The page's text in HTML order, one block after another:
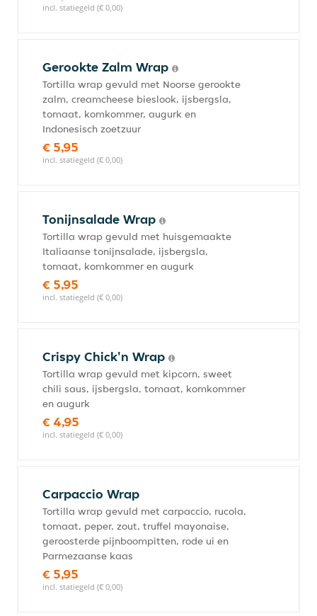
incl. statiegeld (€ 0,00)
Gerookte Zalm Wrap
Tortilla wrap gevuld met Noorse gerookte
zalm, creamcheese bieslook, ijsbergsla,
tomaat, komkommer, augurk en
Indonesisch zoetzuur
€ 5,95
incl. statiegeld (€ 0,00)
Tonijnsalade Wrap
Tortilla wrap gevuld met huisgemaakte
Italiaanse tonijnsalade, ijsbergsla,
tomaat, komkommer en augurk
€ 5,95
incl. statiegeld (€ 0,00)
Crispy Chick'n Wrap
Tortilla wrap gevuld met kipcorn, sweet
chili saus, ijsbergsla, tomaat, komkommer
en augurk
€ 4,95
incl. statiegeld (€ 0,00)
Carpaccio Wrap
Tortilla wrap gevuld met carpaccio, rucola,
tomaat, peper, zout, truffel mayonaise,
geroosterde pijnboompitten, rode ui en
Parmezaanse kaas
€ 5,95
incl. statiegeld (€ 0,00)